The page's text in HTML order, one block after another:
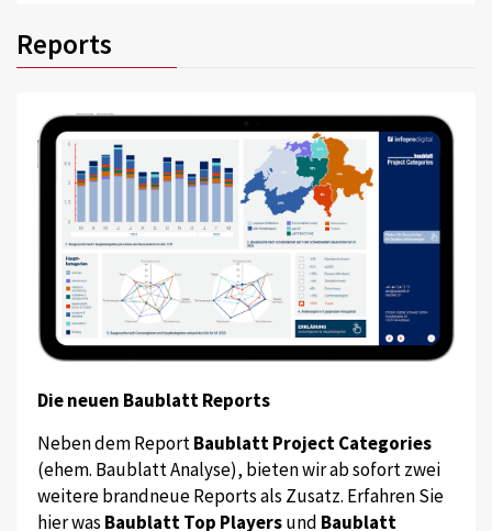
Reports
Die neuen Baublatt Reports
Neben dem ReportBaublatt Project Categories
(ehem. Baublatt Analyse), bieten wir ab sofort zwei
weitere brandneue Reports als Zusatz. Erfahren Sie
hier was Baublatt Top Playersund Baublatt